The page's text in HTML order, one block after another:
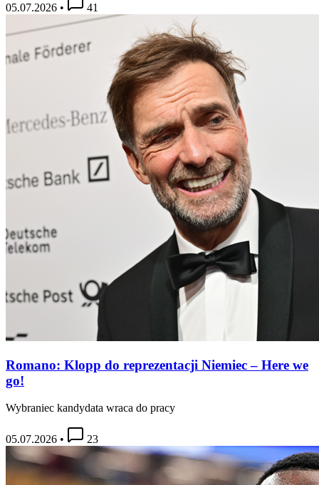
05.07.2026 • 41
Romano: Klopp do reprezentacji Niemiec – Here we
go!
Wybraniec kandydata wraca do pracy
05.07.2026 • 23